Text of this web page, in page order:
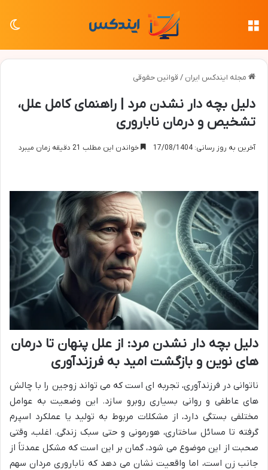
مجله ایندکس ایران / قوانین حقوقی
دلیل بچه دار نشدن مرد | راهنمای کامل علل،
تشخیص و درمان ناباروری
آخرین به روز رسانی: 17/08/1404 خواندن این مطلب 21 دقیقه زمان میبرد
دلیل بچه دار نشدن مرد: از علل پنهان تا درمان
های نوین و بازگشت امید به فرزندآوری
ناتوانی در فرزندآوری، تجربه ای است که می تواند زوجین را با چالش
های عاطفی و روانی بسیاری روبرو سازد. این وضعیت به عوامل
مختلفی بستگی دارد، از مشکلات مربوط به تولید یا عملکرد اسپرم
گرفته تا مسائل ساختاری، هورمونی و حتی سبک زندگی. اغلب، وقتی
صحبت از این موضوع می شود، گمان بر این است که مشکل عمدتاً از
جانب زن است، اما واقعیت نشان می دهد که ناباروری مردان سهم